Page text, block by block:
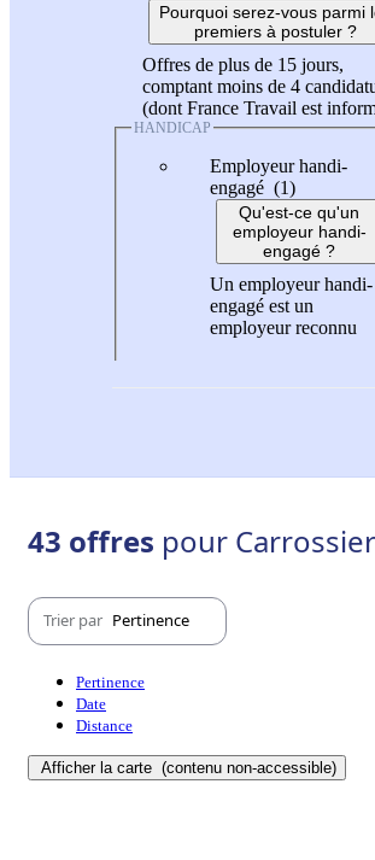
Pourquoi serez-vous parmi
premiers à postuler ?
Offres de plus de 15 jours,
comptant moins de 4
(dont France Travail est
HANDICAP
Employeur handi-
engagé (1)
Qu'est-ce qu'un
employeur handi-
engagé ?
Un employeur handi-
engagé est un
employeur reconnu
43 offres pour
Trier par Pertinence
Pertinence
Date
Distance
Afficher la carte (contenu non-accessible)